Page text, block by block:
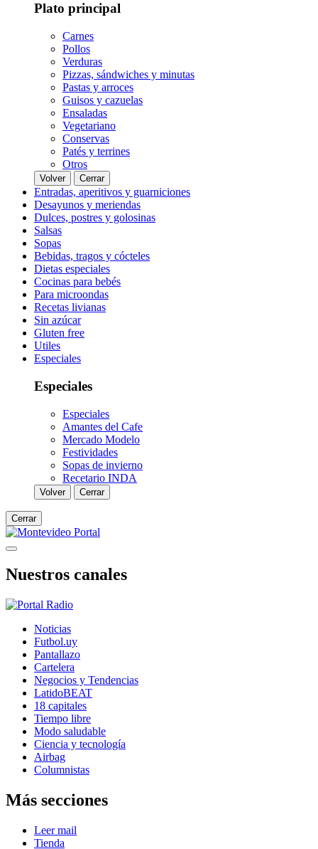
Plato principal
Carnes
Pollos
Verduras
Pizzas, sándwiches y minutas
Pastas y arroces
Guisos y cazuelas
Ensaladas
Vegetariano
Conservas
Patés y terrines
Otros
Volver Cerrar
Entradas, aperitivos y guarniciones
Desayunos y meriendas
Dulces, postres y golosinas
Salsas
Sopas
Bebidas, tragos y cócteles
Dietas especiales
Cocinas para bebés
Para microondas
Recetas livianas
Sin azúcar
Gluten free
Utiles
Especiales
Especiales
Especiales
Amantes del Cafe
Mercado Modelo
Festividades
Sopas de invierno
Recetario INDA
Volver Cerrar
Cerrar
Nuestros canales
Noticias
Futbol.uy
Pantallazo
Cartelera
Negocios y Tendencias
LatidoBEAT
18 capitales
Tiempo libre
Modo saludable
Ciencia y tecnología
Airbag
Columnistas
Más secciones
Leer mail
Tienda